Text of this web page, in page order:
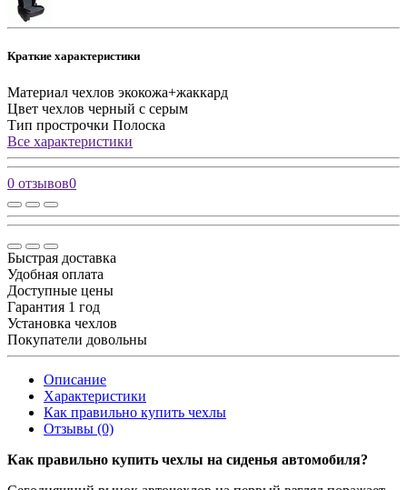
Краткие характеристики
Материал чехлов экокожа+жаккард
Цвет чехлов черный с серым
Тип прострочки Полоска
Все характеристики
0 отзывов0
Быстрая доставка
Удобная оплата
Доступные цены
Гарантия 1 год
Установка чехлов
Покупатели довольны
Описание
Характеристики
Как правильно купить чехлы
Отзывы (0)
Как правильно купить чехлы на сиденья автомобиля?